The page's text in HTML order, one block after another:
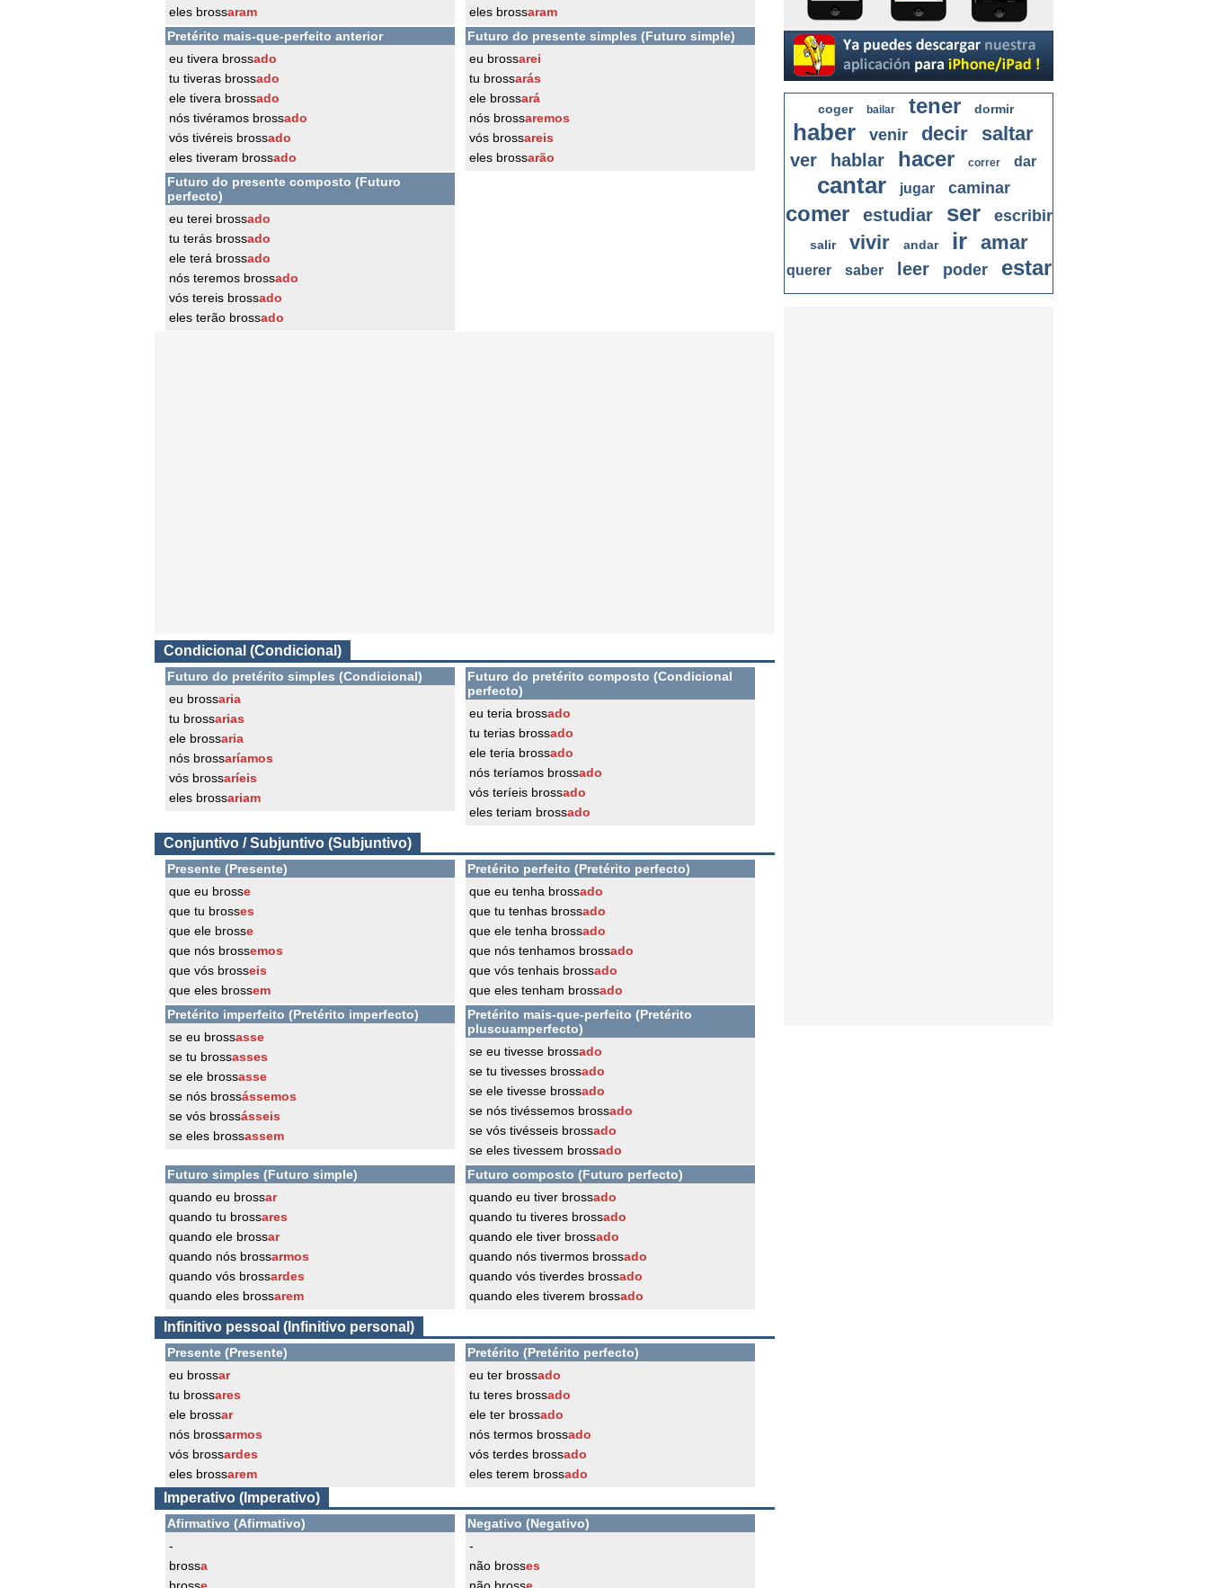
eles brossaram
eles brossaram
Pretérito mais-que-perfeito anterior
eu tivera brossado
tu tiveras brossado
ele tivera brossado
nós tivéramos brossado
vós tivéreis brossado
eles tiveram brossado
Futuro do presente simples (Futuro simple)
eu brossarei
tu brossarás
ele brossará
nós brossaremos
vós brossareis
eles brossarão
Futuro do presente composto (Futuro
perfecto)
eu terei brossado
tu terás brossado
ele terá brossado
nós teremos brossado
vós tereis brossado
eles terão brossado
Condicional (Condicional)
Futuro do pretérito simples (Condicional)
eu brossaria
tu brossarias
ele brossaria
nós brossaríamos
vós brossaríeis
eles brossariam
Futuro do pretérito composto (Condicional
perfecto)
eu teria brossado
tu terias brossado
ele teria brossado
nós teríamos brossado
vós teríeis brossado
eles teriam brossado
Conjuntivo / Subjuntivo (Subjuntivo)
Presente (Presente)
que eu brosse
que tu brosses
que ele brosse
que nós brossemos
que vós brosseis
que eles brossem
Pretérito perfeito (Pretérito perfecto)
que eu tenha brossado
que tu tenhas brossado
que ele tenha brossado
que nós tenhamos brossado
que vós tenhais brossado
que eles tenham brossado
Pretérito imperfeito (Pretérito imperfecto)
se eu brossasse
se tu brossasses
se ele brossasse
se nós brossássemos
se vós brossásseis
se eles brossassem
Pretérito mais-que-perfeito (Pretérito
pluscuamperfecto)
se eu tivesse brossado
se tu tivesses brossado
se ele tivesse brossado
se nós tivéssemos brossado
se vós tivésseis brossado
se eles tivessem brossado
Futuro simples (Futuro simple)
quando eu brossar
quando tu brossares
quando ele brossar
quando nós brossarmos
quando vós brossardes
quando eles brossarem
Futuro composto (Futuro perfecto)
quando eu tiver brossado
quando tu tiveres brossado
quando ele tiver brossado
quando nós tivermos brossado
quando vós tiverdes brossado
quando eles tiverem brossado
Infinitivo pessoal (Infinitivo personal)
Presente (Presente)
eu brossar
tu brossares
ele brossar
nós brossarmos
vós brossardes
eles brossarem
Pretérito (Pretérito perfecto)
eu ter brossado
tu teres brossado
ele ter brossado
nós termos brossado
vós terdes brossado
eles terem brossado
Imperativo (Imperativo)
Afirmativo (Afirmativo)
-
brossa
Negativo (Negativo)
-
não brosses
coger bailar tener dormir
haber venir decir saltar
ver hablar hacer correr dar
cantar jugar caminar
comer estudiar ser escribir
salir vivir andar ir amar
querer saber leer poder estar